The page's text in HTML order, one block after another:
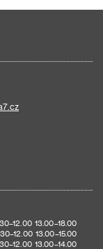
13.00–18.00
13.00–15.00
13.00–14.00